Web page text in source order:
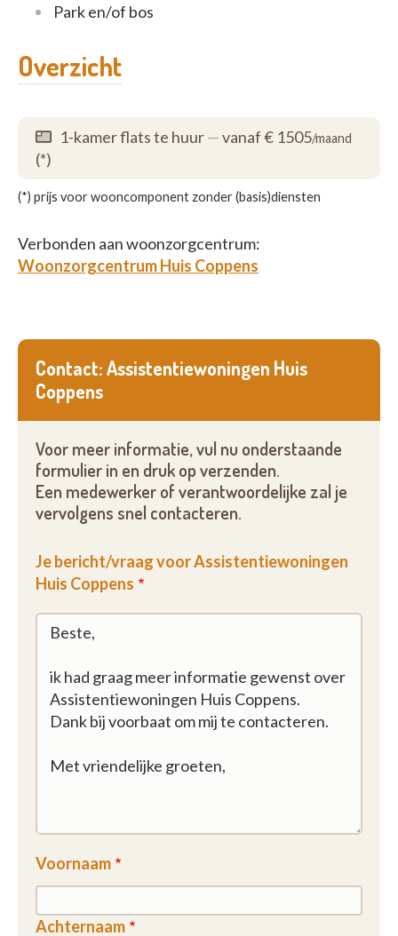
Park en/of bos
Overzicht
1-kamer flats te huur—vanaf € 1505/maand
(*)
(*) prijs voor wooncomponent zonder (basis)diensten
Verbonden aan woonzorgcentrum:
Woonzorgcentrum Huis Coppens
Contact: Assistentiewoningen Huis
Coppens
Voor meer informatie, vul nu onderstaande
formulier in en druk op verzenden.
Een medewerker of verantwoordelijke zal je
vervolgens snel contacteren.
Je bericht/vraag voor Assistentiewoningen
Huis Coppens
Voornaam
Achternaam